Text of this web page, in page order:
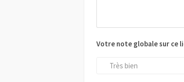
Votre note globale sur ce
Très bien